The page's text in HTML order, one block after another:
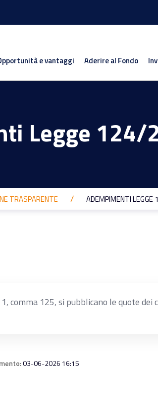
e vantaggi Aderire al Fondo
Legge 124/
TRASPARENTE ADEMPIMENTI
comma 125, si pubblicano le quote
03-06-2026 16:15